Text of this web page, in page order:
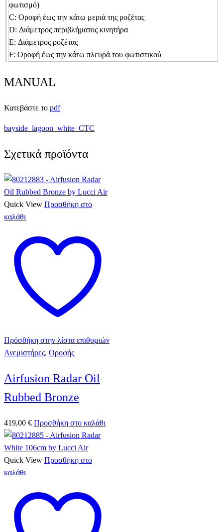
φωτισμό)
C: Οροφή έως την κάτω μεριά της ροζέτας
D: Διάμετρος περιβλήματος κινητήρα
E: Διάμετρος ροζέτας
F: Οροφή έως την κάτω πλευρά του φωτιστικού
MANUAL
Κατεβάστε το pdf
bayside_lagoon_white_CTC
Σχετικά προϊόντα
Quick View Προσθήκη στο
καλάθι
Πρόσθήκη στην λίστα επιθυμιών
Ανεμιστήρες, Οροφής
Airfusion Radar Oil
Rubbed Bronze
419,00 € Προσθήκη στο καλάθι
Quick View Προσθήκη στο
καλάθι